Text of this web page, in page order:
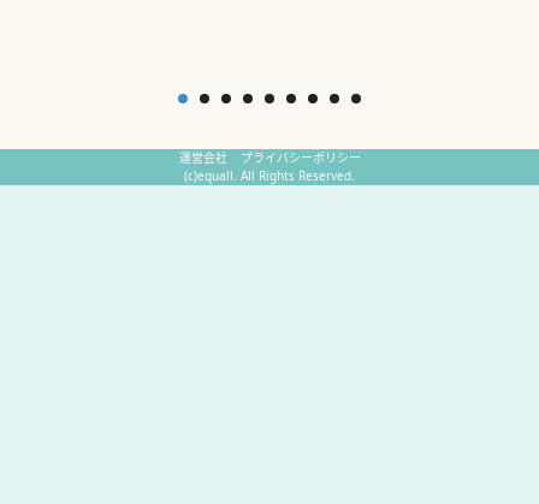
運営会社
プライバシーポリシー
(c)equall. All Rights Reserved.